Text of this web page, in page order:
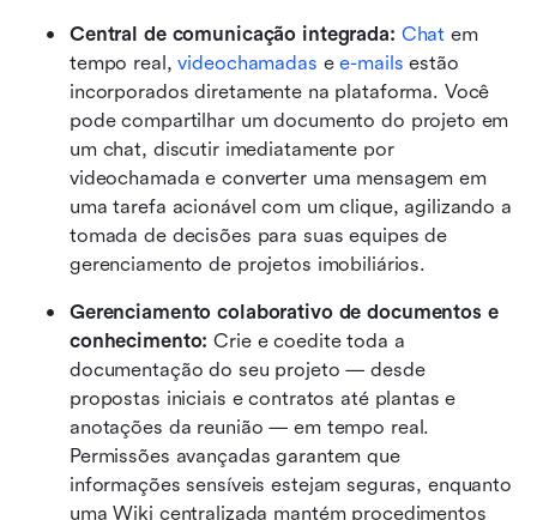
Central de comunicação integrada: Chat em
tempo real, videochamadas e e-mails estão
incorporados diretamente na plataforma. Você
pode compartilhar um documento do projeto em
um chat, discutir imediatamente por
videochamada e converter uma mensagem em
uma tarefa acionável com um clique, agilizando a
tomada de decisões para suas equipes de
gerenciamento de projetos imobiliários.
Gerenciamento colaborativo de documentos e
conhecimento: Crie e coedite toda a
documentação do seu projeto — desde
propostas iniciais e contratos até plantas e
anotações da reunião — em tempo real.
Permissões avançadas garantem que
informações sensíveis estejam seguras, enquanto
uma Wiki centralizada mantém procedimentos